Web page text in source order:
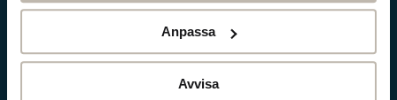
Anpassa
Avvisa
Jakobsbergsgatan 18